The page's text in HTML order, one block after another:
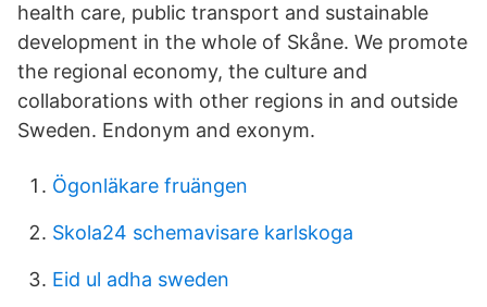
health care, public transport and sustainable
development in the whole of Skåne. We promote
the regional economy, the culture and
collaborations with other regions in and outside
Sweden. Endonym and exonym.
Ögonläkare fruängen
Skola24 schemavisare karlskoga
Eid ul adha sweden